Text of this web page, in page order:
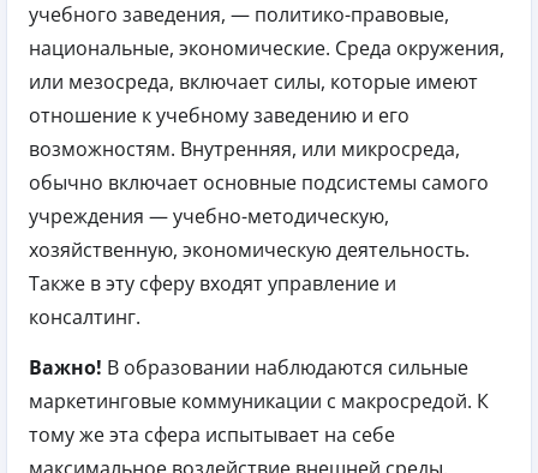
учебного заведения, — политико-правовые,
национальные, экономические. Среда окружения,
или мезосреда, включает силы, которые имеют
отношение к учебному заведению и его
возможностям. Внутренняя, или микросреда,
обычно включает основные подсистемы самого
учреждения — учебно-методическую,
хозяйственную, экономическую деятельность.
Также в эту сферу входят управление и
консалтинг.
Важно! В образовании наблюдаются сильные
маркетинговые коммуникации с макросредой. К
тому же эта сфера испытывает на себе